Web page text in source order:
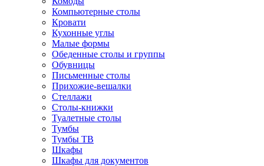
Компьютерные столы
Кровати
Кухонные углы
Малые формы
Обеденные столы и группы
Обувницы
Письменные столы
Прихожие-вешалки
Стеллажи
Столы-книжки
Туалетные столы
Тумбы
Тумбы ТВ
Шкафы
Шкафы для документов